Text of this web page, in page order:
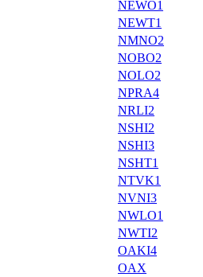
NEWO1
NEWT1
NMNO2
NOBO2
NOLO2
NPRA4
NRLI2
NSHI2
NSHI3
NSHT1
NTVK1
NVNI3
NWLO1
NWTI2
OAKI4
OAX